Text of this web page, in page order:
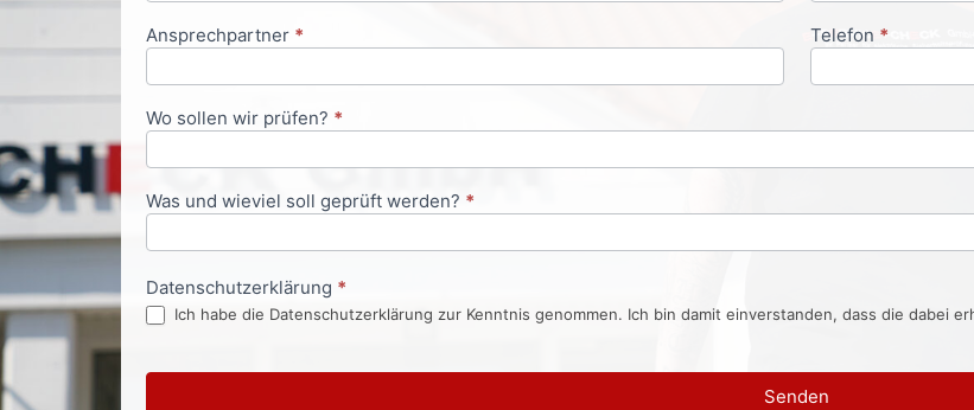
Ansprechpartner * Telefon *
Wo sollen wir prüfen? *
Was und wieviel soll geprüft werden? *
Datenschutzerklärung *
Ich habe die Datenschutzerklärung zur Kenntnis genommen. Ich bin damit einverstanden, dass die dabei
Senden